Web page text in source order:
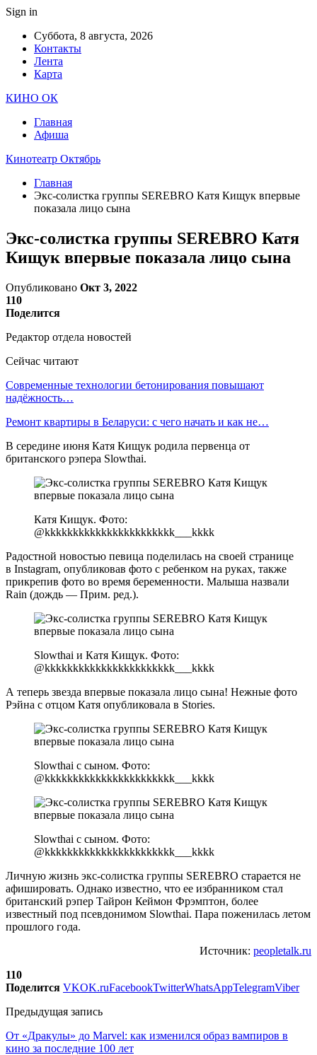
Sign in
Суббота, 8 августа, 2026
Контакты
Лента
Карта
КИНО ОК
Главная
Афиша
Кинотеатр Октябрь
Главная
Экс-солистка группы SEREBRO Катя Кищук впервые
показала лицо сына
Экс-солистка группы SEREBRO Катя
Кищук впервые показала лицо сына
Опубликовано Окт 3, 2022
110
Поделится
Редактор отдела новостей
Сейчас читают
Современные технологии бетонирования повышают
надёжность…
Ремонт квартиры в Беларуси: с чего начать и как не…
В середине июня Катя Кищук родила первенца от
британского рэпера Slowthai.
Катя Кищук. Фото:
@kkkkkkkkkkkkkkkkkkkkkkk___kkkk
Радостной новостью певица поделилась на своей странице
в Instagram, опубликовав фото с ребенком на руках, также
прикрепив фото во время беременности. Малыша назвали
Rain (дождь — Прим. ред.).
Slowthai и Катя Кищук. Фото:
@kkkkkkkkkkkkkkkkkkkkkkk___kkkk
А теперь звезда впервые показала лицо сына! Нежные фото
Рэйна с отцом Катя опубликовала в Stories.
Slowthai с сыном. Фото:
@kkkkkkkkkkkkkkkkkkkkkkk___kkkk
Slowthai с сыном. Фото:
@kkkkkkkkkkkkkkkkkkkkkkk___kkkk
Личную жизнь экс-солистка группы SEREBRO старается не
афишировать. Однако известно, что ее избранником стал
британский рэпер Тайрон Кеймон Фрэмптон, более
известный под псевдонимом Slowthai. Пара поженилась летом
прошлого года.
Источник: peopletalk.ru
110
Поделится VKOK.ruFacebookTwitterWhatsAppTelegramViber
Предыдущая запись
От «Дракулы» до Marvel: как изменился образ вампиров в
кино за последние 100 лет